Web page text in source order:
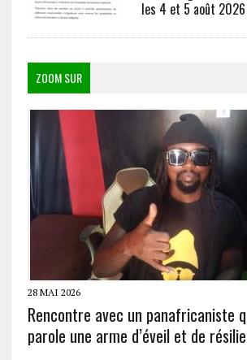
les 4 et 5 août 2026
ZOOM SUR
28 MAI 2026
Rencontre avec un panafricaniste
parole une arme d’éveil et de